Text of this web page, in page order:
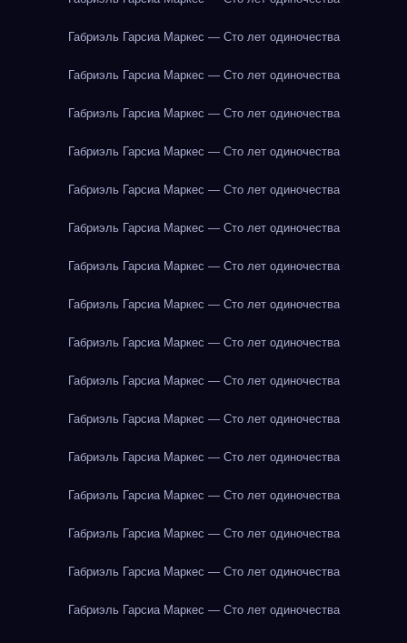
Габриэль Гарсиа Маркес — Сто лет одиночества
Габриэль Гарсиа Маркес — Сто лет одиночества
Габриэль Гарсиа Маркес — Сто лет одиночества
Габриэль Гарсиа Маркес — Сто лет одиночества
Габриэль Гарсиа Маркес — Сто лет одиночества
Габриэль Гарсиа Маркес — Сто лет одиночества
Габриэль Гарсиа Маркес — Сто лет одиночества
Габриэль Гарсиа Маркес — Сто лет одиночества
Габриэль Гарсиа Маркес — Сто лет одиночества
Габриэль Гарсиа Маркес — Сто лет одиночества
Габриэль Гарсиа Маркес — Сто лет одиночества
Габриэль Гарсиа Маркес — Сто лет одиночества
Габриэль Гарсиа Маркес — Сто лет одиночества
Габриэль Гарсиа Маркес — Сто лет одиночества
Габриэль Гарсиа Маркес — Сто лет одиночества
Габриэль Гарсиа Маркес — Сто лет одиночества